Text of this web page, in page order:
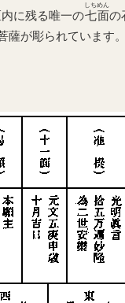
に残る唯一の七面
しちめん
の
薩が彫られています。